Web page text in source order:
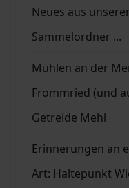
Neues aus
Sammelordner ...
Mühlen an der
Frommried (und
Getreide Mehl
Erinnerungen an
Art: Haltepunkt